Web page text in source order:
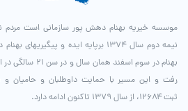
موسسه خیریه بهنام دهش پور سازمانی است مردم
نیمه دوم سال ۱۳۷۴ برپایه ایده و
بهنام در سوم
رفت و این مسیر با حمایت داوطلبان و حامیان و
ثبت ۱۲۶۸۴، از سال ۱۳۷۹ تاکنون ادامه دارد.